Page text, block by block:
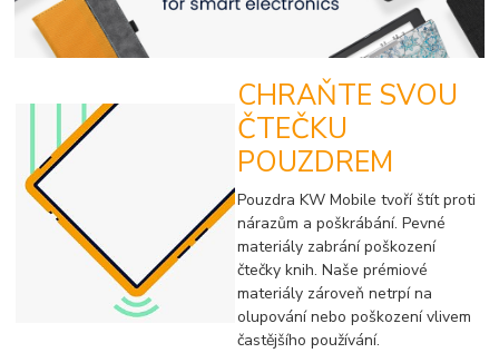
CHRAŇTE SVOU
ČTEČKU
POUZDREM
Pouzdra KW Mobile tvoří štít proti
nárazům a poškrábání. Pevné
materiály zabrání poškození
čtečky knih. Naše prémiové
materiály zároveň netrpí na
olupování nebo poškození vlivem
častějšího používání.